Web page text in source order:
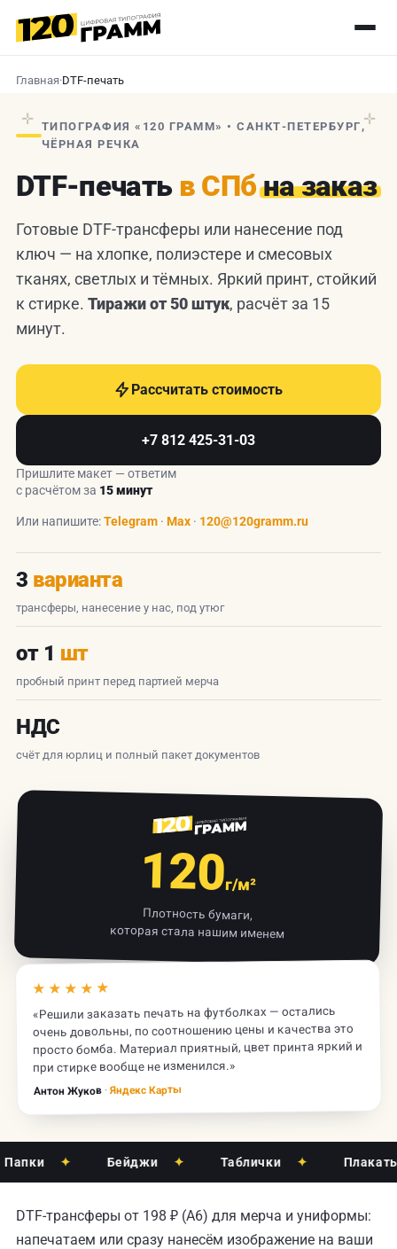
Главная·DTF-печать
✛ ✛
ТИПОГРАФИЯ «120 ГРАММ» • САНКТ-ПЕТЕРБУРГ,
ЧЁРНАЯ РЕЧКА
DTF-печать в СПбна заказ
Готовые DTF-трансферы или нанесение под
ключ — на хлопке, полиэстере и смесовых
тканях, светлых и тёмных. Яркий принт, стойкий
к стирке. Тиражи от 50 штук, расчёт за 15
минут.
Рассчитать стоимость
+7 812 425-31-03
Пришлите макет — ответим
с расчётом за 15 минут
Или напишите:Telegram · Max · 120@120gramm.ru
3 варианта
трансферы, нанесение у нас, под утюг
от 1 шт
пробный принт перед партией мерча
НДС
счёт для юрлиц и полный пакет документов
120г/м²
Плотность бумаги,
которая стала нашим именем
★★★★★
«Решили заказать печать на футболках — остались
очень довольны, по соотношению цены и качества это
просто бомба. Материал приятный, цвет принта яркий и
при стирке вообще не изменился.»
Антон Жуков· Яндекс Карты
✦ Бейджи ✦ Таблички ✦ Плакаты
DTF-трансферы от 198 ₽ (A6) для мерча и униформы:
напечатаем или сразу нанесём изображение на ваши